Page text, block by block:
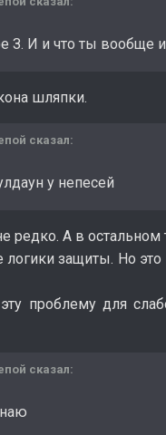
З. И и что ты
шляпки.
сказал:
у непесей
редко. А в остальном
защиты. Но
проблему для
сказал: